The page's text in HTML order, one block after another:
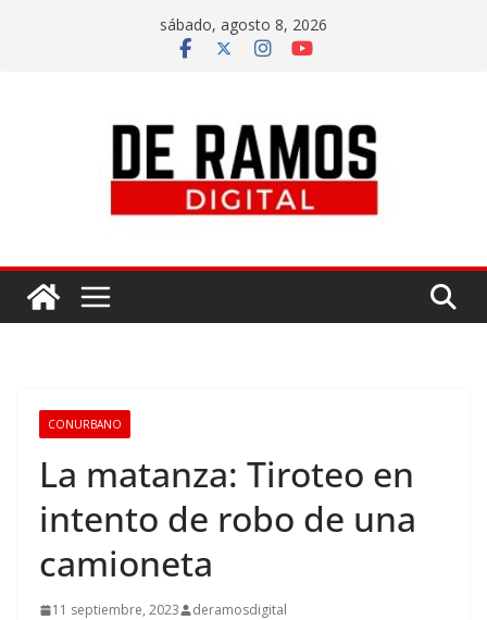
sábado, agosto 8, 2026
CONURBANO
La matanza: Tiroteo en
intento de robo de una
camioneta
11 septiembre, 2023 deramosdigital